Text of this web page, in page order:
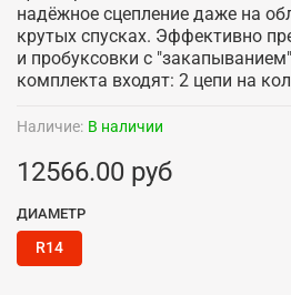
Наличие: В наличии
12566.00 руб
ДИАМЕТР
R14
надёжное сцепление даже на
крутых спусках. Эффективно
и пробуксовки с
комплекта входят: 2 цепи на